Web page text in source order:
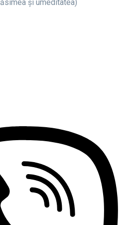
și umeditatea)